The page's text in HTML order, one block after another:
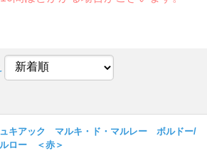
キアック マルキ・ド・マルレー ボルドー/
ルロー ＜赤＞